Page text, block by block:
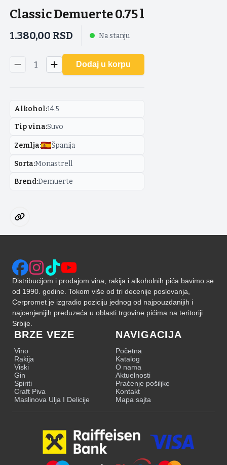
Classic Demuerte 0.75 l
1.380,00 RSD Na stanju
1 Dodaj u korpu
Alkohol:14.5
Tip vina:Suvo
Zemlja: Španija
Sorta:Monastrell
Brend:Demuerte
Distribucijom i prodajom vina, rakija i alkoholnih pića bavimo se
od 1990. godine. Tokom više od tri decenije poslovanja,
Cerpromet je izgradio poziciju jednog od najpouzdanijih i
najcenjenijih preduzeća u oblasti trgovine pićima na teritoriji
Srbije.
BRZE VEZE
Vino
Rakija
Viski
Gin
Spiriti
Craft Piva
Maslinova Ulja I Delicije
NAVIGACIJA
Početna
Katalog
O nama
Aktuelnosti
Praćenje pošiljke
Kontakt
Mapa sajta